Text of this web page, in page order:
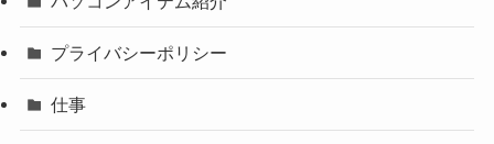
プライバシーポリシー
仕事